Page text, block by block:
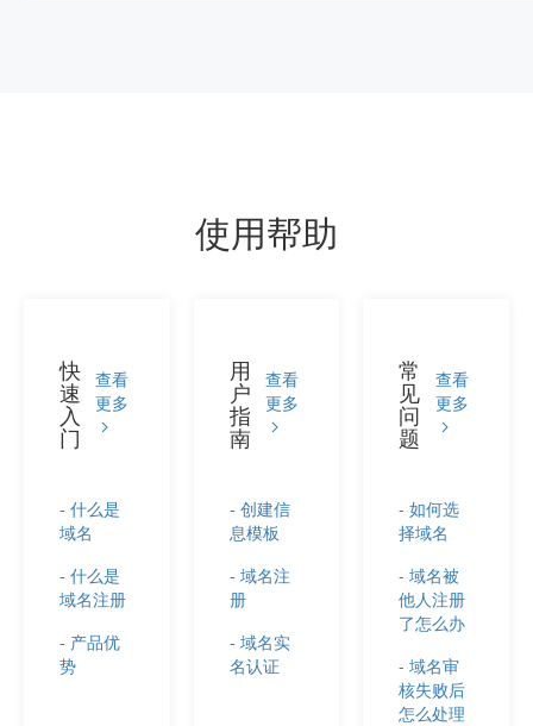
使用帮助
快
速
入
门
查看
更多
- 什么是
域名
- 什么是
域名注册
- 产品优
势
用
户
指
南
查看
更多
- 创建信
息模板
- 域名注
册
- 域名实
名认证
常
见
问
题
查看
更多
- 如何选
择域名
- 域名被
他人注册
了怎么办
- 域名审
核失败后
怎么处理